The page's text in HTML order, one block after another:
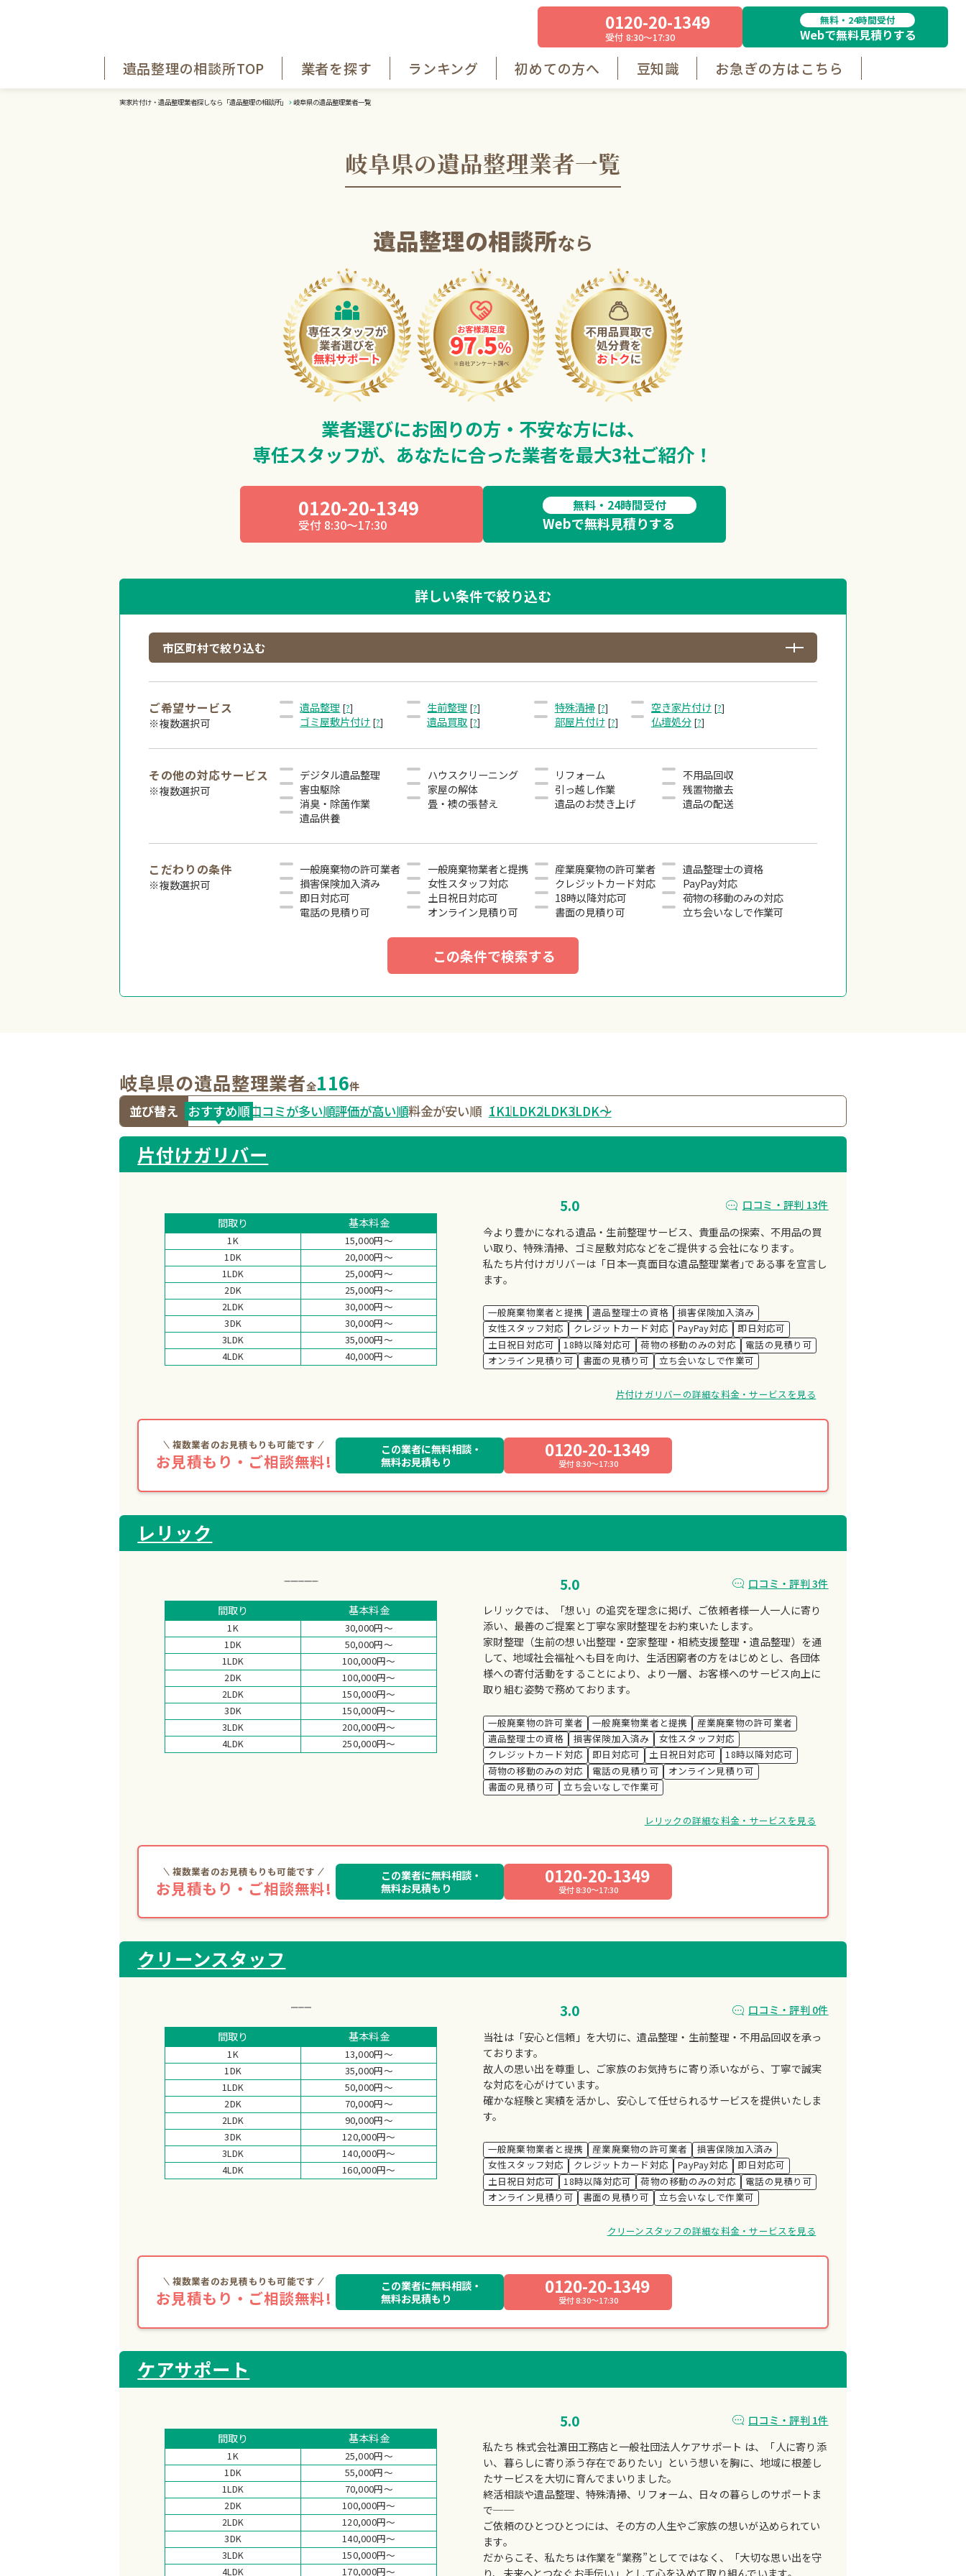
0120-20-1349
受付 8:30～17:30
無料・24時間受付
Webで無料見積りする
遺品整理の相談所TOP 業者を探す ランキング 初めての方へ 豆知識 お急ぎの方はこちら
実家片付け・遺品整理業者探しなら「遺品整理の相談所」 岐阜県の遺品整理業者一覧
岐阜県の遺品整理業者一覧
遺品整理の相談所なら
業者選びにお困りの方・不安な方には、
専任スタッフが、 あなたに合った業者を最大3社ご紹介！
0120-20-1349
受付 8:30～17:30
無料・24時間受付
Webで無料見積りする
詳しい条件で絞り込む
市区町村で絞り込む
ご希望サービス
※複数選択可
遺品整理 [?] 生前整理 [?] 特殊清掃 [?] 空き家片付け [?]
ゴミ屋敷片付け [?] 遺品買取 [?] 部屋片付け [?] 仏壇処分 [?]
その他の対応サービス
※複数選択可
デジタル遺品整理 ハウスクリーニング リフォーム
不用品回収
害虫駆除
家屋の解体 引っ越し作業
残置物撤去
消臭・除菌作業
畳・襖の張替え 遺品のお焚き上げ
遺品の配送
遺品供養
こだわりの条件
※複数選択可
一般廃棄物の許可業者 一般廃棄物業者と提携 産業廃棄物の許可業者
遺品整理士の資格
損害保険加入済み
女性スタッフ対応 クレジットカード対応
PayPay対応
即日対応可
土日祝日対応可 18時以降対応可
荷物の移動のみの対応
電話の見積り可
オンライン見積り可 書面の見積り可 立ち会いなしで作業可
この条件で検索する
岐阜県の遺品整理業者全116件
並び替え おすすめ順口コミが多い順評価が高い順料金が安い順 （
1K1LDK2LDK3LDK〜
）
片付けガリバー
間取り 基本料金
1K
15,000円～
1DK
20,000円～
1LDK
25,000円～
2DK
25,000円～
2LDK
30,000円～
3DK
30,000円～
3LDK
35,000円～
4LDK
40,000円～
5.0
口コミ・評判 13件
今より豊かになれる遺品・生前整理サービス、貴重品の探索、不用品の買
い取り、特殊清掃、ゴミ屋敷対応などをご提供する会社になります。
私たち片付けガリバーは「日本一真面目な遺品整理業者｣である事を宣言し
ます。
一般廃棄物業者と提携 遺品整理士の資格
損害保険加入済み
女性スタッフ対応
クレジットカード対応 PayPay対応
即日対応可
土日祝日対応可
18時以降対応可 荷物の移動のみの対応
電話の見積り可
オンライン見積り可
書面の見積り可 立ち会いなしで作業可
片付けガリバーの詳細な料金・サービスを見る
複数業者のお見積もりも可能です
お見積もり・ご相談無料!
0120-20-1349
受付 8:30～17:30
この業者に無料相談・
無料お見積もり
レリック
間取り 基本料金
1K
30,000円～
1DK
50,000円～
1LDK
100,000円～
2DK
100,000円～
2LDK
150,000円～
3DK
150,000円～
3LDK
200,000円～
4LDK
250,000円～
5.0
口コミ・評判 3件
レリックでは、「想い」の追究を理念に掲げ、ご依頼者様一人一人に寄り
添い、最善のご提案と丁寧な家財整理をお約束いたします。
家財整理（生前の想い出整理・空家整理・相続支援整理・遺品整理）を通
して、地域社会福祉へも目を向け、生活困窮者の方をはじめとし、各団体
様への寄付活動をすることにより、より一層、お客様へのサービス向上に
取り組む姿勢で務めております。
一般廃棄物の許可業者 一般廃棄物業者と提携
産業廃棄物の許可業者
遺品整理士の資格
損害保険加入済み
女性スタッフ対応
クレジットカード対応
即日対応可 土日祝日対応可
18時以降対応可
荷物の移動のみの対応
電話の見積り可
オンライン見積り可
書面の見積り可
立ち会いなしで作業可
レリックの詳細な料金・サービスを見る
複数業者のお見積もりも可能です
お見積もり・ご相談無料!
0120-20-1349
受付 8:30～17:30
この業者に無料相談・
無料お見積もり
クリーンスタッフ
間取り 基本料金
1K
13,000円～
1DK
35,000円～
1LDK
50,000円～
2DK
70,000円～
2LDK
90,000円～
3DK
120,000円～
3LDK
140,000円～
4LDK
160,000円～
3.0
口コミ・評判 0件
当社は「安心と信頼」を大切に、遺品整理・生前整理・不用品回収を承っ
ております。
故人の思い出を尊重し、ご家族のお気持ちに寄り添いながら、丁寧で誠実
な対応を心がけています。
確かな経験と実績を活かし、安心して任せられるサービスを提供いたしま
す。
一般廃棄物業者と提携 産業廃棄物の許可業者
損害保険加入済み
女性スタッフ対応
クレジットカード対応 PayPay対応
即日対応可
土日祝日対応可
18時以降対応可 荷物の移動のみの対応
電話の見積り可
オンライン見積り可
書面の見積り可 立ち会いなしで作業可
クリーンスタッフの詳細な料金・サービスを見る
複数業者のお見積もりも可能です
お見積もり・ご相談無料!
0120-20-1349
受付 8:30～17:30
この業者に無料相談・
無料お見積もり
ケアサポート
間取り 基本料金
1K
25,000円～
1DK
55,000円～
1LDK
70,000円～
2DK
100,000円～
2LDK
120,000円～
3DK
140,000円～
3LDK
150,000円～
4LDK
170,000円～
5.0
口コミ・評判 1件
私たち 株式会社濵田工務店と一般社団法人ケアサポート は、「人に寄り添
い、暮らしに寄り添う存在でありたい」という想いを胸に、地域に根差し
たサービスを大切に育んでまいりました。
終活相談や遺品整理、特殊清掃、リフォーム、日々の暮らしのサポートま
で──
ご依頼のひとつひとつには、その方の人生やご家族の想いが込められてい
ます。
だからこそ、私たちは作業を“業務”としてではなく、「大切な思い出を守
り、未来へとつなぐお手伝い」として心を込めて取り組んでいます。